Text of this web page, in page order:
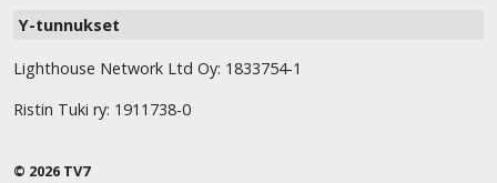
Y-tunnukset
Lighthouse Network Ltd Oy: 1833754-1
Ristin Tuki ry: 1911738-0
© 2026 TV7